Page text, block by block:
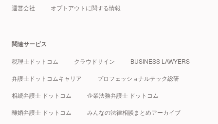
運営会社 オプトアウトに関する情報
関連サービス
税理士ドットコム クラウドサイン BUSINESS LAWYERS
弁護士ドットコムキャリア プロフェッショナルテック総研
相続弁護士 ドットコム 企業法務弁護士 ドットコム
離婚弁護士 ドットコム みんなの法律相談まとめアーカイブ